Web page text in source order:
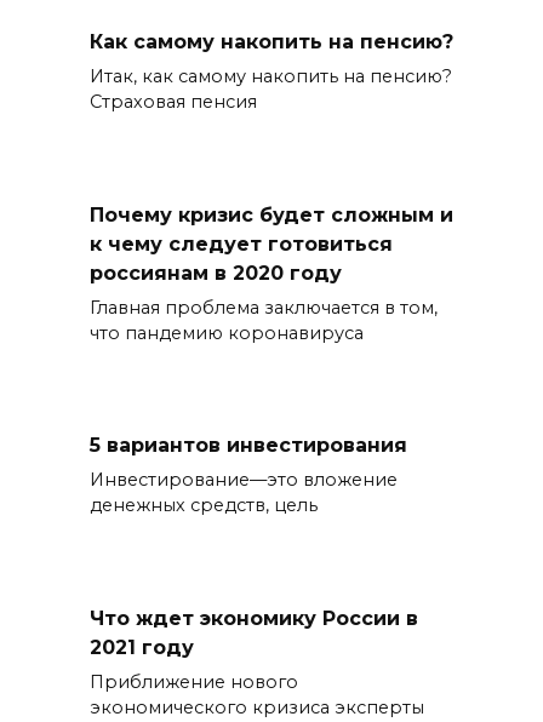
Как самому накопить на пенсию?
Итак, как самому накопить на пенсию?
Страховая пенсия
Почему кризис будет сложным и
к чему следует готовиться
россиянам в 2020 году
Главная проблема заключается в том,
что пандемию коронавируса
5 вариантов инвестирования
Инвестирование—это вложение
денежных средств, цель
Что ждет экономику России в
2021 году
Приближение нового
экономического кризиса эксперты